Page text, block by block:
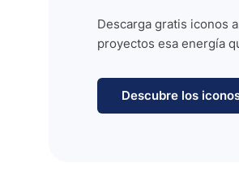
Descarga gratis iconos
proyectos esa energía
Descubre los